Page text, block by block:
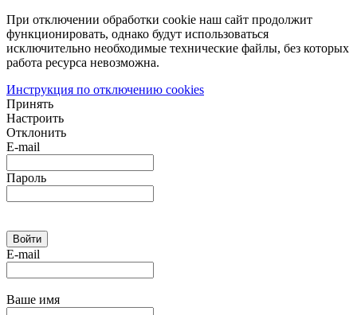
При отключении обработки cookie наш сайт продолжит
функционировать, однако будут использоваться
исключительно необходимые технические файлы, без которых
работа ресурса невозможна.
Инструкция по отключению cookies
Принять
Настроить
Отклонить
E-mail
Пароль
E-mail
Ваше имя